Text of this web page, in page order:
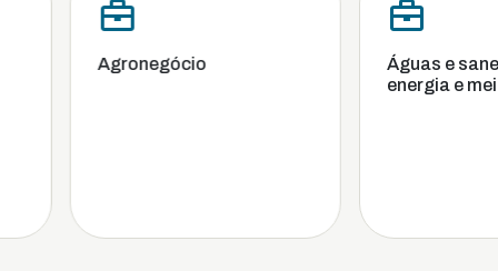
Agronegócio
Águas e
energia e